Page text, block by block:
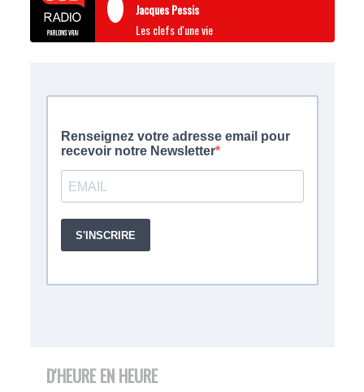
Jacques Pessis
Les clefs d'une vie
D'HEURE EN HEURE